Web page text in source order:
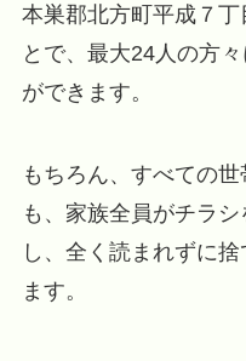
本巣郡北方町平成７
とで、最大24人の方
ができます。
もちろん、すべての
も、家族全員がチラ
し、全く読まれずに
ます。